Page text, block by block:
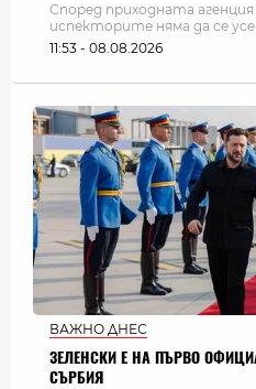
Според приходната
испекторите няма да се
11:53 - 08.08.2026
ВАЖНО ДНЕС
ЗЕЛЕНСКИ Е НА ПЪРВО
СЪРБИЯ